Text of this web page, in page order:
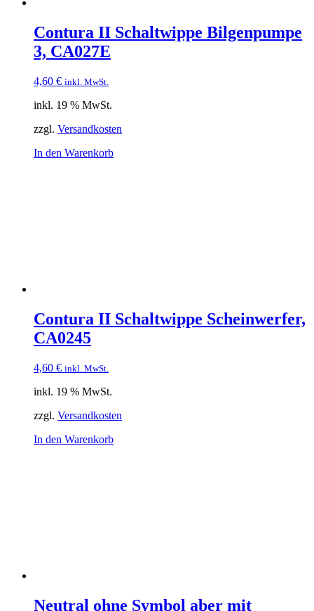
Contura II Schaltwippe Bilgenpumpe
3, CA027E
4,60 € inkl. MwSt.
inkl. 19 % MwSt.
zzgl. Versandkosten
In den Warenkorb
Contura II Schaltwippe Scheinwerfer,
CA0245
4,60 € inkl. MwSt.
inkl. 19 % MwSt.
zzgl. Versandkosten
In den Warenkorb
Neutral ohne Symbol aber mit